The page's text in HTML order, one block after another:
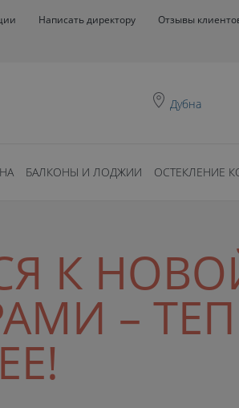
Написать директору Отзывы
Дубна
БАЛКОНЫ И ЛОДЖИИ ОСТЕКЛЕНИЕ
К
–